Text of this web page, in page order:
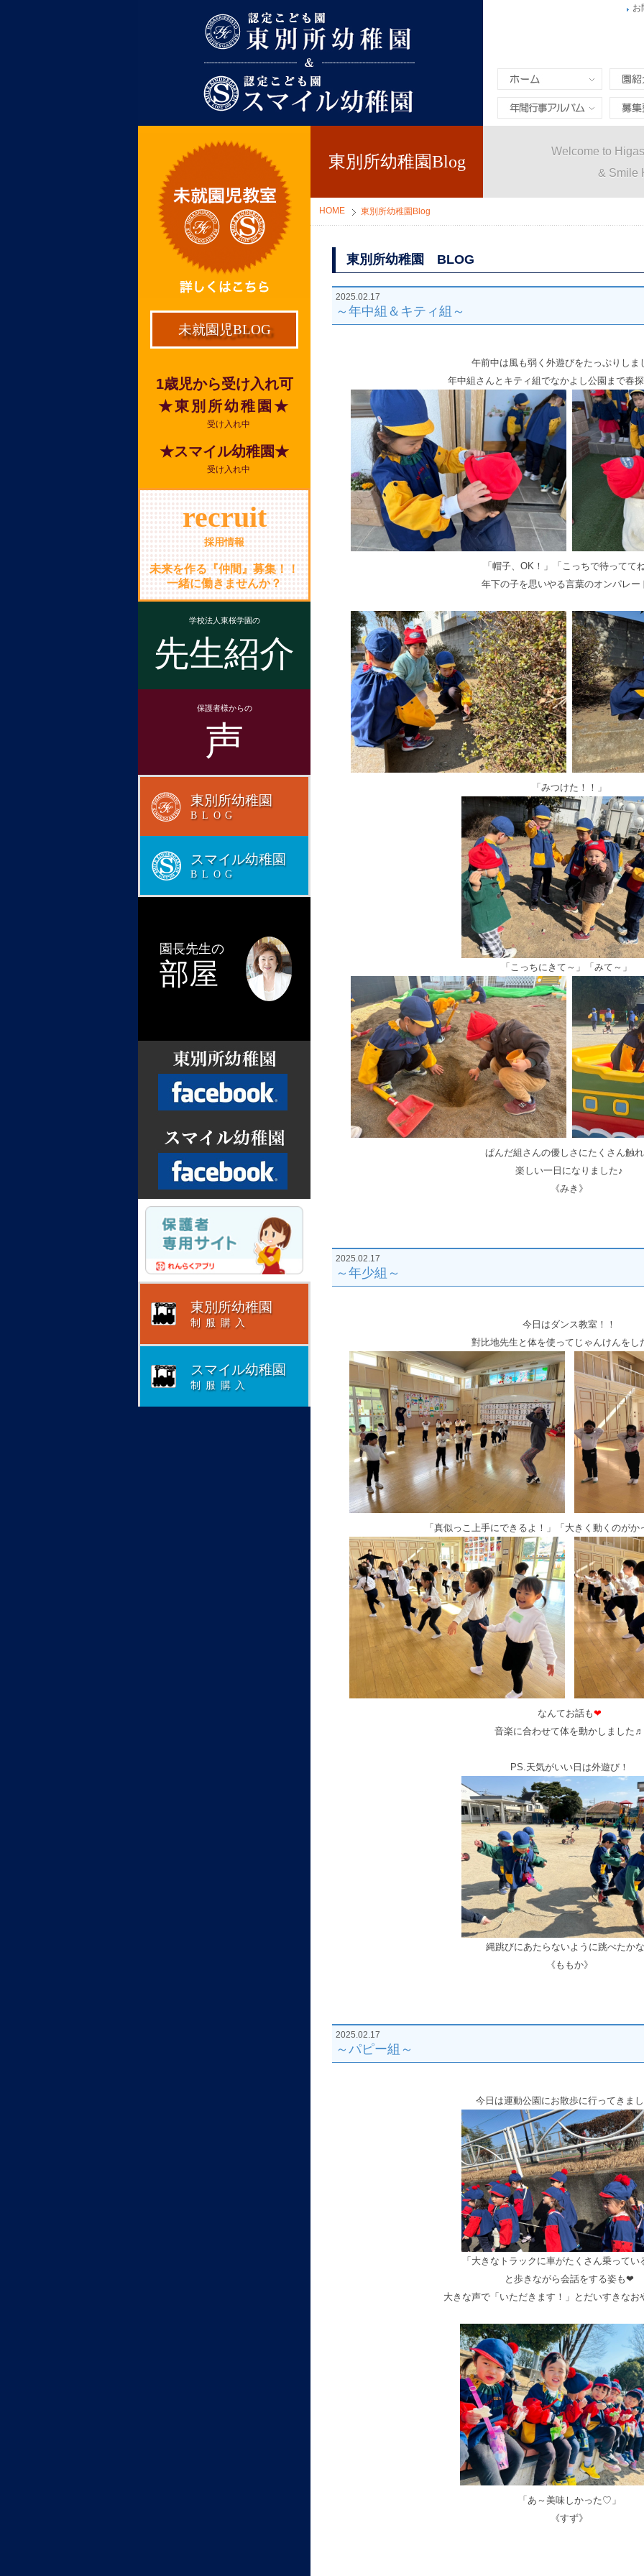
お
園紹介
年間行事&アルバム 募集要
東別所幼稚園Blog
Welcome to
& Smile
HOME 東別所幼稚園Blog
東別所幼稚園 BLOG
2025.02.17
～年中組＆キティ組～
午前中は風も弱く外遊びをたっぷりしま
年中組さんとキティ組でなかよし公園まで春
「帽子、OK！」「こっちで待ってて
年下の子を思いやる言葉のオンパレ
「みつけた！！」
「こっちにきて～」「みて～」
ぱんだ組さんの優しさにたくさん触
楽しい一日になりました♪
《みき》
2025.02.17
～年少組～
今日はダンス教室！！
對比地先生と体を使ってじゃんけんをし
「真似っこ上手にできるよ！」「大きく動くのがか
なんてお話も❤
音楽に合わせて体を動かしました♬
PS.天気がいい日は外遊び！
縄跳びにあたらないように跳べたか
《ももか》
2025.02.17
～パピー組～
今日は運動公園にお散歩に行ってきま
「大きなトラックに車がたくさん乗ってい
と歩きながら会話をする姿も❤
大きな声で「 いただきます！」とだいすきなお
「あ～美味しかった♡」
《すず》
未就園児BLOG
1歳児から受け入れ可
★東別所幼稚園★
受け入れ中
★スマイル幼稚園★
受け入れ中
recruit
採用情報
未来を作る『仲間』募集！！
一緒に働きませんか？
学校法人東桜学園の
先生紹介
保護者様からの
声
東別所幼稚園
BLOG
スマイル幼稚園
BLOG
園長先生の
部屋
Facebook
Facebook
東別所幼稚園
制服購入
スマイル幼稚園
制服購入